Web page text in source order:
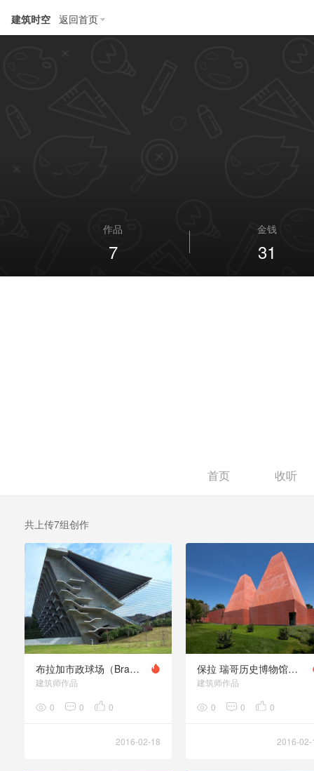
建筑时空 返回首页
作品
7
金钱
31
首页 收听
共上传7组创作
布拉加市政球场（Braga Municipal Stadium）
建筑师作品
0 0 0
2016-02-18
保拉 瑞哥历史博物馆（Casa das Histórias Paula Rego）
建筑师作品
0 0 0
2016-